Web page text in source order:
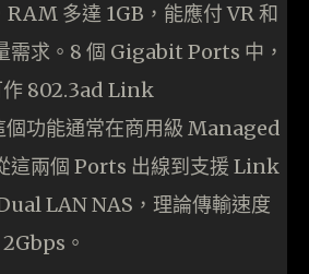
多達 1GB，能應付 VR 和
需求。8 個 Gigabit Ports 中，
作 802.3ad Link
功能通常在商用級 Managed
這兩個 Ports 出線到支援 Link
LAN NAS，理論傳輸速度
。